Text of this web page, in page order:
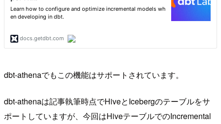
dbt-athenaでもこの機能はサポートされています。
dbt-athenaは記事執筆時点でHiveとIcebergのテーブルをサ
ポートしていますが、今回はHiveテーブルでのIncremental